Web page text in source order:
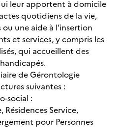
leur apportent à domicile
quotidiens de la vie,
une aide à l’insertion
et services, y compris les
qui accueillent des
de Gérontologie
suivantes :
social :
Résidences Service,
pour Personnes